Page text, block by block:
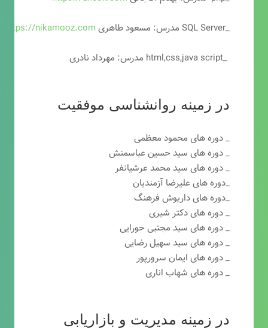
_SQL Server مدرس: مسعود طاهری
https://nikamooz.com
_html,css,java script مدرس: مهرداد نادری
در زمینه روانشناسی موفقیت
_ دوره های محمود معظمی
_ دوره های سید حسین عباسمنش
_ دوره های سید محمد عرشیانفر
_دوره های علیرضا آزمندیان
_دوره های داریوش فرهنگ
_ دوره های دکتر شیری
_ دوره های سید مجتبی حورایی
_ دوره های سید سهیل رضایی
_ دوره های ایمان سرورپور
_ دوره های شهاب اناری
در زمینه مدیریت و بازاریابی